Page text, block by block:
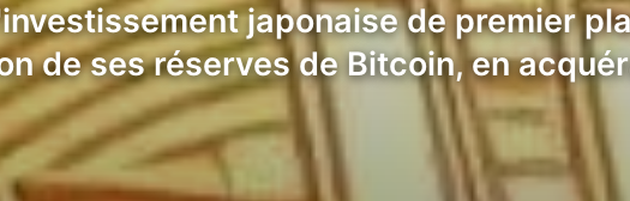
japonaise de premier
de ses réserves de Bitcoin, en